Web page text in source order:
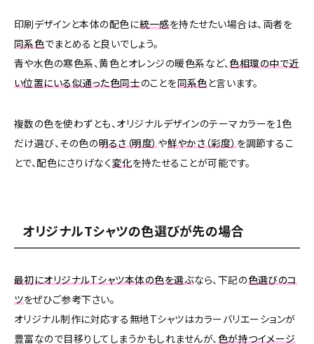
印刷デザインと本体の配色に統一感を持たせたい場合は、両者を
同系色でまとめると良いでしょう。
青や水色の寒色系、黄色とオレンジの暖色系など、色相環の中で近
い位置にいる似通った色同士のことを同系色と言います。
複数の色を使わずとも、オリジナルデザインのテーマカラーを1色
だけ選び、その色の明るさ（明度）や鮮やかさ（彩度）を調節するこ
とで、配色にさりげなく変化を持たせることが可能です。
オリジナルTシャツの色選びが先の場合
最初にオリジナルTシャツ本体の色を選ぶなら、下記の色選びのコ
ツをぜひご参考下さい。
オリジナル制作に対応する無地Tシャツはカラーバリエーションが
豊富なので目移りしてしまうかもしれませんが、色が持つイメージ